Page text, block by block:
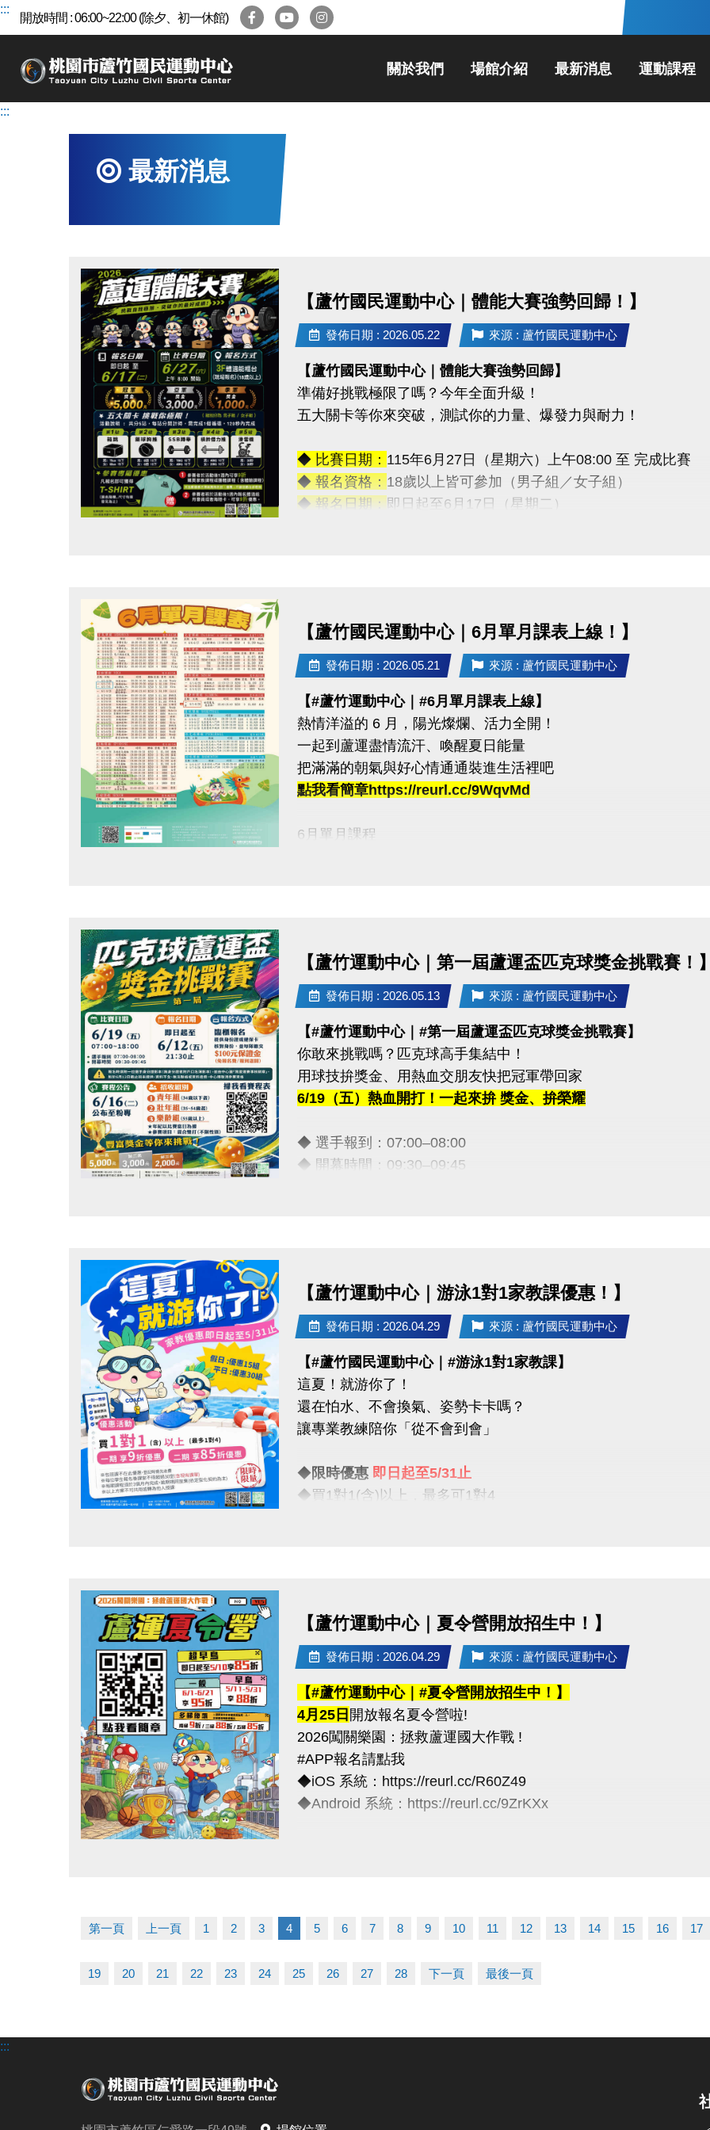
跳
區
:::
開放時間 : 06:00~22:00 (除夕、初一休館)
關於我們 場館介紹 最新消息 運動課程
:::
最新消息
【蘆竹國民運動中心｜體能大賽強勢回歸！】
發佈日期 : 2026.05.22 來源 : 蘆竹國民運動中心
【蘆竹國民運動中心｜體能大賽強勢回歸】
準備好挑戰極限了嗎？今年全面升級！
五大關卡等你來突破，測試你的力量、爆發力與耐力！
◆ 比賽日期：115年6月27日（星期六）上午08:00 至 完成比賽
◆ 報名資格：18歲以上皆可參加（男子組／女子組）
◆ 報名日期：即日起至6月17日（星期二）
→ 季軍獎金：1,000元
-————————————
五大關卡連續挑戰
箱跳→ 藥球胸推→ SSB蹲舉→ 槓鈴借力推→滑雪機
每站分開計時，完成一個循環才算成功！
120秒內完成指定動作，考驗你的體能與意志力
凡報名參賽即可獲得 #限量T-SHIRT乙件（數量有限，送完為止）
-官網 : https://www.lzsports.com.tw/zh_TW/news/pageID/1/
-FB : 桃園市蘆竹國民運動中心
-IG : @luzhusports
【蘆竹國民運動中心｜6月單月課表上線！】
發佈日期 : 2026.05.21 來源 : 蘆竹國民運動中心
【#蘆竹運動中心｜#6月單月課表上線】
熱情洋溢的 6 月，陽光燦爛、活力全開！
一起到蘆運盡情流汗、喚醒夏日能量
把滿滿的朝氣與好心情通通裝進生活裡吧
點我看簡章https://reurl.cc/9WqvMd
6月單月課程
▶ 若因人數不足無法開班，將於開課前通知，並請持原信用卡、
連絡資訊
-洽詢專線：03-2639066 #112
-官網 : https://www.lzsports.com.tw/zh_TW/news/pageID/1/
-FB : 桃園市蘆竹國民運動中心
-IG : @luzhusports
【蘆竹運動中心｜第一屆蘆運盃匹克球獎金挑戰賽！
發佈日期 : 2026.05.13 來源 : 蘆竹國民運動中心
【#蘆竹運動中心｜#第一屆蘆運盃匹克球獎金挑戰賽】
你敢來挑戰嗎？匹克球高手集結中！
用球技拚獎金、用熱血交朋友快把冠軍帶回家
6/19（五）熱血開打！一起來拚 獎金、拚榮耀
◆ 選手報到：07:00–08:00
◆ 開幕時間：09:30–09:45
【報名資訊】
◆ 報名截止｜即日起至 6/12（五）21:30止
◆ 報名方式：1F 櫃台臨櫃報名
◆ 保證金：$100／隊
※報名請攜帶身分證影本或戶口名簿
【#賽程公告】
◆ 6/16（二）可至臉書或 IG 查看
比賽項目：混合雙打（不限性別）
【#注意事項】
（一）報名請攜帶身分證為憑，若兩位選手年紀組別不同，採年
（二）比賽當日報到請出示身分證或健保卡，以備查核。
（三）超過比賽時間 3 分鐘未出賽者，以棄權論（以大會掛鐘為
（四）為使比賽順利進行，大會有權調度場地安排及出場順序，
（五）主辦單位保有延期舉辦比賽、調整場地及最終解釋等權利。
【蘆竹運動中心｜游泳1對1家教課優惠！】
發佈日期 : 2026.04.29 來源 : 蘆竹國民運動中心
【#蘆竹國民運動中心｜#游泳1對1家教課】
這夏！就游你了！
還在怕水、不會換氣、姿勢卡卡嗎？
讓專業教練陪你「從不會到會」
◆限時優惠 即日起至5/31止
◆買1對1(含)以上，最多可1對4
真的慢了就沒有！這個夏天，不只是玩水
是讓你真正「學會游」
----------------------------
注意事項
※包班課不在此優惠，登記時需先收費
※每位學生報名後課堂不得超過30堂(含現有課單)
※每期課程須於3個月內完成，逾期視同放棄(依定型化契約為主)
※以上方案不可共用或轉為他人授課
----------------------------
-FB : 桃園市蘆竹國民運動中心
-IG : @luzhusports
【蘆竹運動中心｜夏令營開放招生中！】
發佈日期 : 2026.04.29 來源 : 蘆竹國民運動中心
【#蘆竹運動中心｜#夏令營開放招生中！】
4月25日 開放報名夏令營啦!
2026闖關樂園：拯救蘆運國大作戰 !
#APP報名請點我
◆iOS 系統：https://reurl.cc/R60Z49
◆Android 系統：https://reurl.cc/9ZrKXx
一般-----6/1至6/21享95折
多梯優惠---兩梯9折/三梯88折/五梯85折
◆泳力試煉營
第一頁 上一頁 1 2 3 4 5 6 7 8 9 10 11 12 13 14 15 16 17
19 20 21 22 23 24 25 26 27 28 下一頁 最後一頁
:::